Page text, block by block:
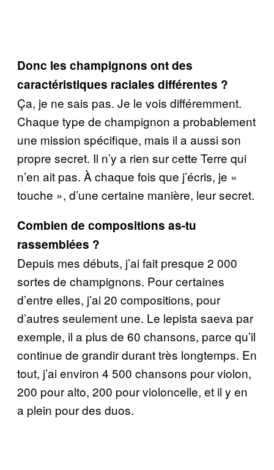
Donc les champignons ont des
caractéristiques raciales différentes ?
Ça, je ne sais pas. Je le vois différemment.
Chaque type de champignon a probablement
une mission spécifique, mais il a aussi son
propre secret. Il n’y a rien sur cette Terre qui
n’en ait pas. À chaque fois que j’écris, je «
touche », d’une certaine manière, leur secret.
Combien de compositions as-tu
rassemblées ?
Depuis mes débuts, j’ai fait presque 2 000
sortes de champignons. Pour certaines
d’entre elles, j’ai 20 compositions, pour
d’autres seulement une. Le lepista saeva par
exemple, il a plus de 60 chansons, parce qu’il
continue de grandir durant très longtemps. En
tout, j’ai environ 4 500 chansons pour violon,
200 pour alto, 200 pour violoncelle, et il y en
a plein pour des duos.